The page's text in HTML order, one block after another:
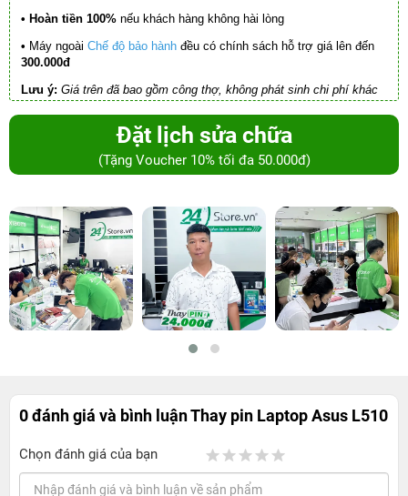
• Hoàn tiền 100% nếu khách hàng không hài lòng
• Máy ngoài Chế độ bảo hành đều có chính sách hỗ trợ giá lên đến
300.000đ
Lưu ý: Giá trên đã bao gồm công thợ, không phát sinh chi phí khác
Đặt lịch sửa chữa
(Tặng Voucher 10% tối đa 50.000đ)
0 đánh giá và bình luậnThay pin Laptop Asus L510
Chọn đánh giá của bạn